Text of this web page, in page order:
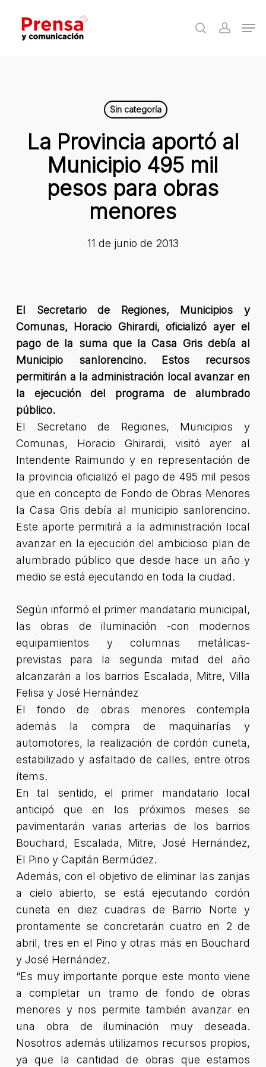
main
search
Sin categoría
La Provincia aportó al
Municipio 495 mil
pesos para obras
menores
11 de junio de 2013
El Secretario de Regiones, Municipios y
Comunas, Horacio Ghirardi, oficializó ayer el
pago de la suma que la Casa Gris debía al
Municipio sanlorencino. Estos recursos
permitirán a la administración local avanzar en
la ejecución del programa de alumbrado
público.
El Secretario de Regiones, Municipios y
Comunas, Horacio Ghirardi, visitó ayer al
Intendente Raimundo y en representación de
la provincia oficializó el pago de 495 mil pesos
que en concepto de Fondo de Obras Menores
la Casa Gris debía al municipio sanlorencino.
Este aporte permitirá a la administración local
avanzar en la ejecución del ambicioso plan de
alumbrado público que desde hace un año y
medio se está ejecutando en toda la ciudad.
Según informó el primer mandatario municipal,
las obras de iluminación -con modernos
equipamientos y columnas metálicas-
previstas para la segunda mitad del año
alcanzarán a los barrios Escalada, Mitre, Villa
Felisa y José Hernández
El fondo de obras menores contempla
además la compra de maquinarías y
automotores, la realización de cordón cuneta,
estabilizado y asfaltado de calles, entre otros
ítems.
En tal sentido, el primer mandatario local
anticipó que en los próximos meses se
pavimentarán varias arterias de los barrios
Bouchard, Escalada, Mitre, José Hernández,
El Pino y Capitán Bermúdez.
Además, con el objetivo de eliminar las zanjas
a cielo abierto, se está ejecutando cordón
cuneta en diez cuadras de Barrio Norte y
prontamente se concretarán cuatro en 2 de
abril, tres en el Pino y otras más en Bouchard
y José Hernández.
“Es muy importante porque este monto viene
a completar un tramo de fondo de obras
menores y nos permite también avanzar en
una obra de iluminación muy deseada.
Nosotros además utilizamos recursos propios,
ya que la cantidad de obras que estamos